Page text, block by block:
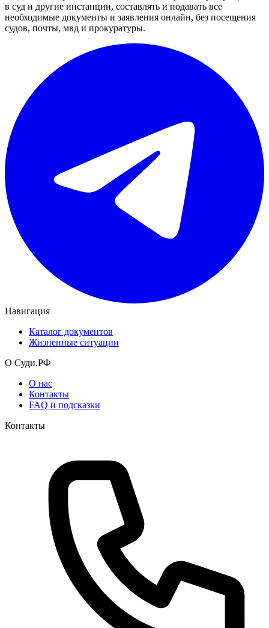
в суд и другие инстанции, составлять и подавать все
необходимые документы и заявления онлайн, без посещения
судов, почты, мвд и прокуратуры.
Навигация
Каталог документов
Жизненные ситуации
О Суди.РФ
О нас
Контакты
FAQ и подсказки
Контакты